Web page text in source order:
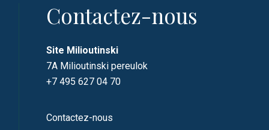
Contactez-nous
Site Milioutinski
7A Milioutinski pereulok
+7 495 627 04 70
Contactez-nous